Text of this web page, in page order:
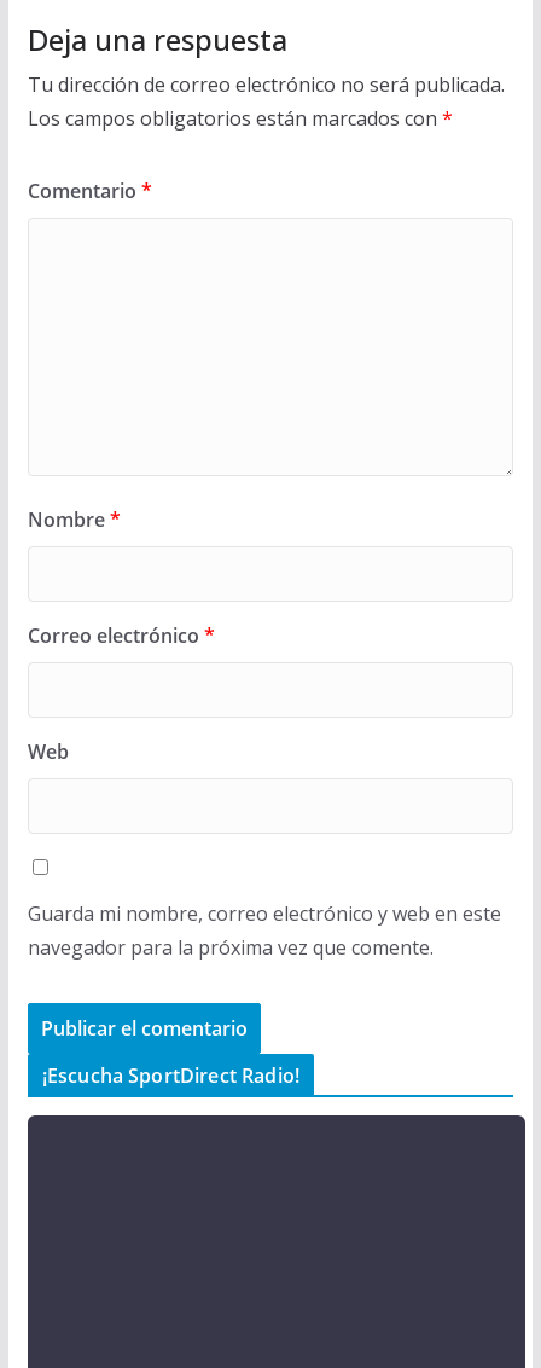
Deja una respuesta
Tu dirección de correo electrónico no será publicada.
Los campos obligatorios están marcados con *
Comentario *
Nombre*
Correo electrónico *
Web
Guarda mi nombre, correo electrónico y web en este
navegador para la próxima vez que comente.
¡Escucha SportDirect Radio!